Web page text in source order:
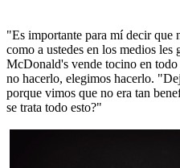
"Es importante para mí decir que
como a ustedes en los medios
McDonald's vende tocino en
no hacerlo, elegimos hacerlo.
porque vimos que no era tan
se trata todo esto?"